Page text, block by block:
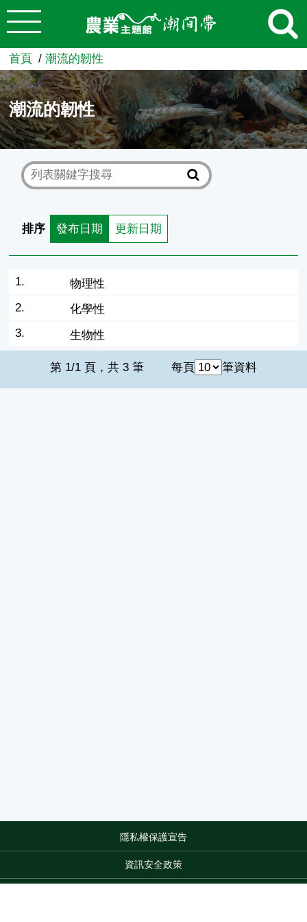
跳到主要內容
農業知識入口網
首頁 潮流的韌性
潮流的韌性
排序 發布日期 更新日期
1.
物理性
2.
化學性
3.
生物性
第 1/1 頁，共 3 筆 每頁 筆資料
隱私權保護宣告
資訊安全政策